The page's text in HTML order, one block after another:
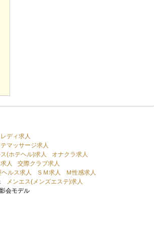
ディ求人
マッサージ求人
(ホテヘル)求人
オナクラ求人
人
交際クラブ求人
ルス求人
ＳＭ求人
Ｍ性感求人
メンエス(メンズエステ)求人
会モデル